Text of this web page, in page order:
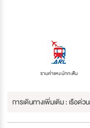
รามคำแหง มักกะสัน
การเดินทางเพิ่มเติม : เรือด่